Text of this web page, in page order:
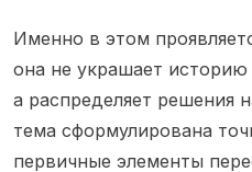
Именно в этом
она не украшает
а распределяет решения
тема сформулирована
первичные элементы